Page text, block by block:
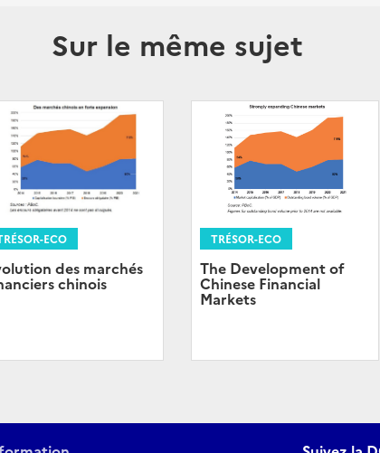
Sur le même sujet
ECO
des marchés
chinois
TRÉSOR-ECO
The Development of
Chinese Financial
Markets